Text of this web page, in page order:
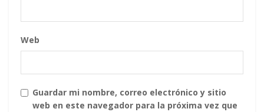
Web
Guardar mi nombre, correo electrónico y sitio
web en este navegador para la próxima vez que